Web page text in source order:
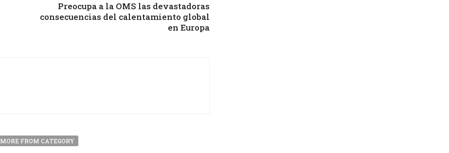
Preocupa a la OMS las devastadoras
consecuencias del calentamiento global
en Europa
MORE FROM CATEGORY